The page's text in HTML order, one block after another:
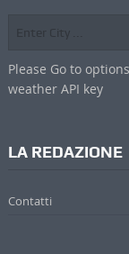
Please Go to
weather API key
LA REDAZIONE
Contatti